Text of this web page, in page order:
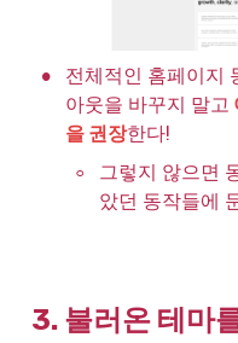
•
전체적인 홈페이지
아웃을 바꾸지 말고
을 권장한다!
◦
그렇지 않으면
았던 동작들에
3. 불러온 테마